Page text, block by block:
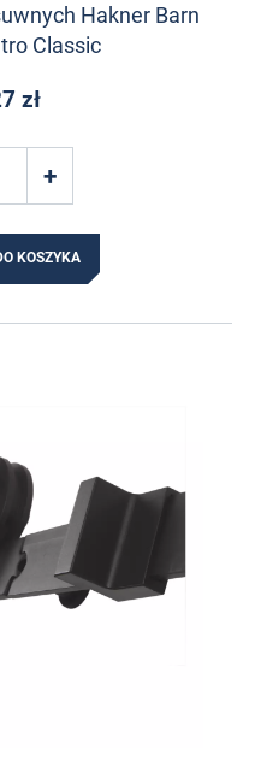
Hakner Barn
Classic
zł
KOSZYKA